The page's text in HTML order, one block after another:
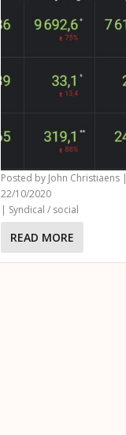
Posted by John Christiaens|
22/10/2020
| Syndical / social
READ MORE